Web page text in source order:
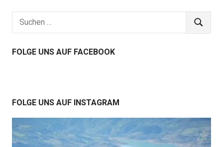
Suchen
SUCHEN
FOLGE UNS AUF FACEBOOK
FOLGE UNS AUF INSTAGRAM